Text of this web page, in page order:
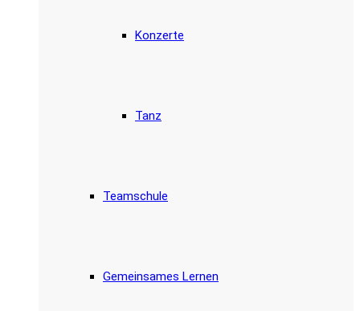
Konzerte
Tanz
Teamschule
Gemeinsames Lernen